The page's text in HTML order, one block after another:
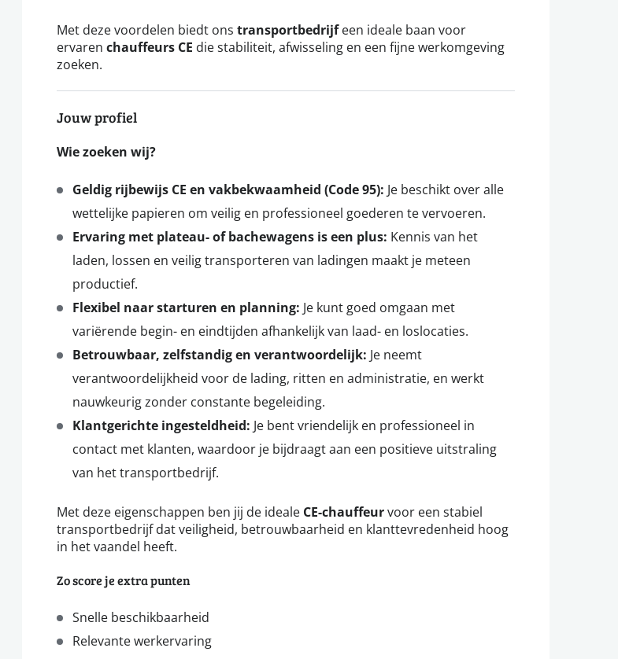
Met deze voordelen biedt ons transportbedrijfeen ideale baan voor
ervaren chauffeurs CE die stabiliteit, afwisseling en een fijne werkomgeving
zoeken.
Jouw profiel
Wie zoeken wij?
Geldig rijbewijs CE en vakbekwaamheid (Code 95): Je beschikt over alle
wettelijke papieren om veilig en professioneel goederen te vervoeren.
Ervaring met plateau- of bachewagens is een plus: Kennis van het
laden, lossen en veilig transporteren van ladingen maakt je meteen
productief.
Flexibel naar starturen en planning: Je kunt goed omgaan met
variërende begin- en eindtijden afhankelijk van laad- en loslocaties.
Betrouwbaar, zelfstandig en verantwoordelijk: Je neemt
verantwoordelijkheid voor de lading, ritten en administratie, en werkt
nauwkeurig zonder constante begeleiding.
Klantgerichte ingesteldheid: Je bent vriendelijk en professioneel in
contact met klanten, waardoor je bijdraagt aan een positieve uitstraling
van het transportbedrijf.
Met deze eigenschappen ben jij de ideale CE-chauffeurvoor een stabiel
transportbedrijf dat veiligheid, betrouwbaarheid en klanttevredenheid hoog
in het vaandel heeft.
Zo score je extra punten
Snelle beschikbaarheid
Relevante werkervaring